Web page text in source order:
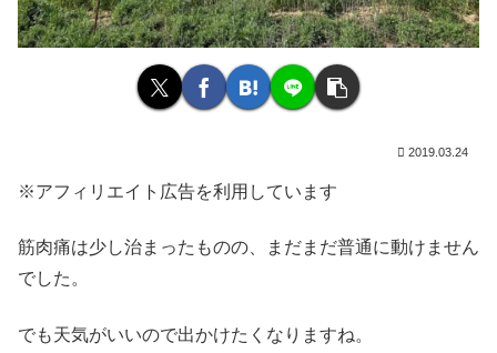
2019.03.24
※アフィリエイト広告を利用しています
筋肉痛は少し治まったものの、まだまだ普通に動けません
でした。
でも天気がいいので出かけたくなりますね。